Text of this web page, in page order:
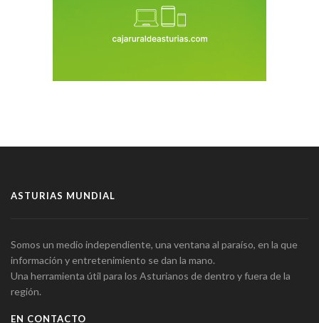
ASTURIAS MUNDIAL
Somos un medio independiente, una ventana al paraíso, en la que
información y entretenimiento se dan la mano.
Una herramienta útil para los Asturianos de dentro y fuera de la
región.
EN CONTACTO